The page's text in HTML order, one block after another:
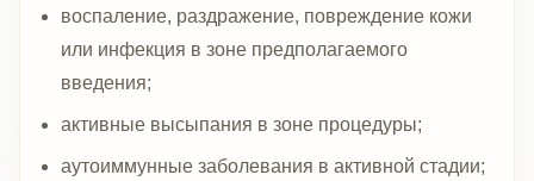
воспаление, раздражение, повреждение кожи
или инфекция в зоне предполагаемого
введения;
активные высыпания в зоне процедуры;
аутоиммунные заболевания в активной стадии;